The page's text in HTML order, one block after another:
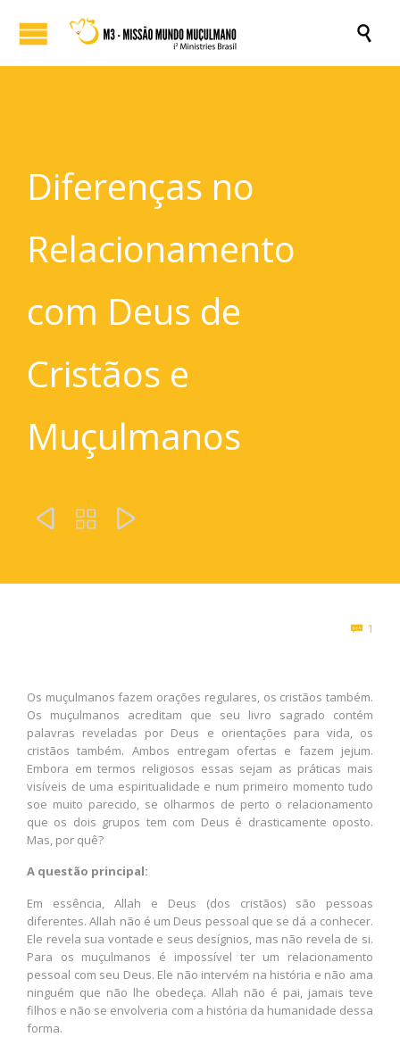

Diferenças no
Relacionamento
com Deus de
Cristãos e
Muçulmanos
  
 1
Os muçulmanos fazem orações regulares, os cristãos também.
Os muçulmanos acreditam que seu livro sagrado contém
palavras reveladas por Deus e orientações para vida, os
cristãos também. Ambos entregam ofertas e fazem jejum.
Embora em termos religiosos essas sejam as práticas mais
visíveis de uma espiritualidade e num primeiro momento tudo
soe muito parecido, se olharmos de perto o relacionamento
que os dois grupos tem com Deus é drasticamente oposto.
Mas, por quê?
A questão principal:
Em essência, Allah e Deus (dos cristãos) são pessoas
diferentes. Allah não é um Deus pessoal que se dá a conhecer.
Ele revela sua vontade e seus desígnios, mas não revela de si.
Para os muçulmanos é impossível ter um relacionamento
pessoal com seu Deus. Ele não intervém na história e não ama
ninguém que não lhe obedeça. Allah não é pai, jamais teve
filhos e não se envolveria com a história da humanidade dessa
forma.